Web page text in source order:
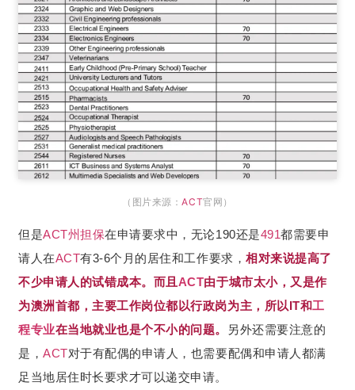
（图片来源：ACT官网）
但是ACT州担保在申请要求中，无论190还是491都需要申
请人在ACT有3-6个月的居住和工作要求，相对来说提高了
不少申请人的试错成本。而且 ACT由于城市太小，又是作
为澳洲首都，主要工作岗位都以行政岗为主，所以IT和工
程专业在当地就业也是个不小的问题。
另外还需要注意的
是，ACT对于有配偶的申请人，也需要配偶和申请人都满
足当地居住时长要求才可以递交申请。